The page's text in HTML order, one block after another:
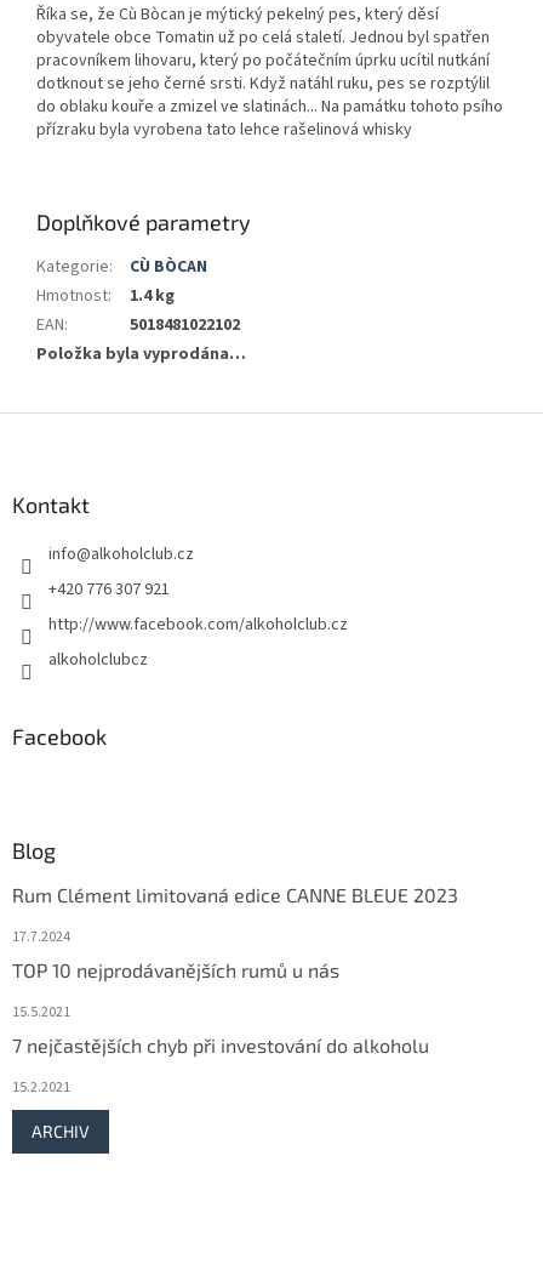
Říka se, že Cù Bòcan je mýtický pekelný pes, který děsí
obyvatele obce Tomatin už po celá staletí. Jednou byl spatřen
pracovníkem lihovaru, který po počátečním úprku ucítil nutkání
dotknout se jeho černé srsti. Když natáhl ruku, pes se rozptýlil
do oblaku kouře a zmizel ve slatinách... Na památku tohoto psího
přízraku byla vyrobena tato lehce rašelinová whisky
Doplňkové parametry
Kategorie:
CÙ BÒCAN
Hmotnost:
1.4 kg
EAN:
5018481022102
Položka byla vyprodána…
Kontakt
info@alkoholclub.cz
+420 776 307 921
http://www.facebook.com/alkoholclub.cz
alkoholclubcz
Facebook
Blog
Rum Clément limitovaná edice CANNE BLEUE 2023
17.7.2024
TOP 10 nejprodávanějších rumů u nás
15.5.2021
7 nejčastějších chyb při investování do alkoholu
15.2.2021
ARCHIV